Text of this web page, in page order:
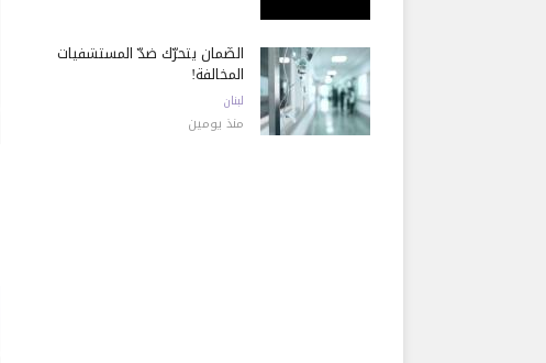
الضّمان يتحرّك ضدّ المستشفيات
المخالفة!
لبنان
منذ يومين